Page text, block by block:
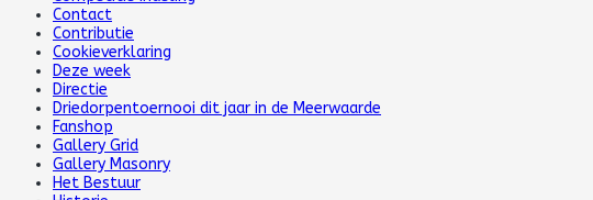
Contact
Contributie
Cookieverklaring
Deze week
Directie
Driedorpentoernooi dit jaar in de Meerwaarde
Fanshop
Gallery Grid
Gallery Masonry
Het Bestuur